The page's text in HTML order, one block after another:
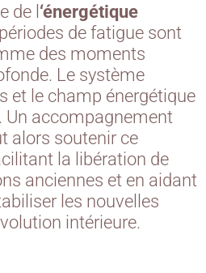
de l ‘énergétique
de fatigue sont
des moments
Le système
et le champ énergétique
Un accompagnement
alors soutenir ce
la libération de
anciennes et en aidant
les nouvelles
intérieure.